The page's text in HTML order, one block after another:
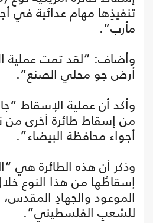
تنفيذِها مهامَ عدائية في
مأرب”.
وأضاف: “لقد تمت عملية
أرض جو محلي الصنع”.
وأكد أن عملية الإسقاط
من إسقاط طائرة أخرى
أجواء محافظة البيضاء”.
وذكر أن هذه الطائرة هي
إسقاطُها من هذا النوعِ
الموعود والجهادِ المقدس،
للشعبِ الفلسطيني”.